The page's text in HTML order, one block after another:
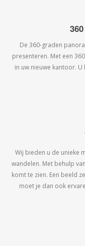
De 360-graden
presenteren. Met een
in uw nieuwe kantoor.
Wij bieden u de unieke
wandelen. Met behulp
komt te zien. Een beeld
moet je dan ook